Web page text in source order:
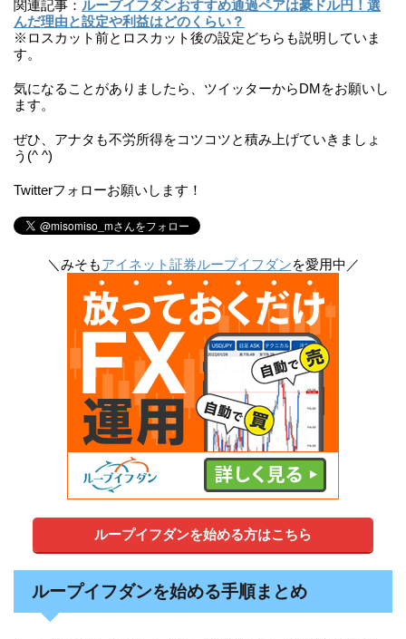
関連記事： ループイフダンおすすめ通過ペアは豪ドル円！選
んだ理由と設定や利益はどのくらい？
※ロスカット前とロスカット後の設定どちらも説明していま
す。
気になることがありましたら、ツイッターからDMをお願いし
ます。
ぜひ、アナタも不労所得をコツコツと積み上げていきましょ
う(^ ^)
Twitterフォローお願いします！
＼みそもアイネット証券ループイフダンを愛用中／
ループイフダンを始める方はこちら
ループイフダンを始める手順まとめ